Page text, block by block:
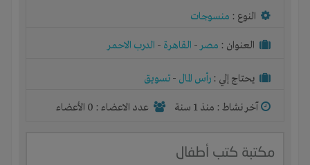
النوع : منسوجات
العنوان : مصر- القاهرة - الدرب الاحمر
يحتاج إلي : رأس المال - تسويق
آخر نشاط : منذ 1 سنة عدد الاعضاء : 0 الأعضاء
مكتبة كتب أطفال